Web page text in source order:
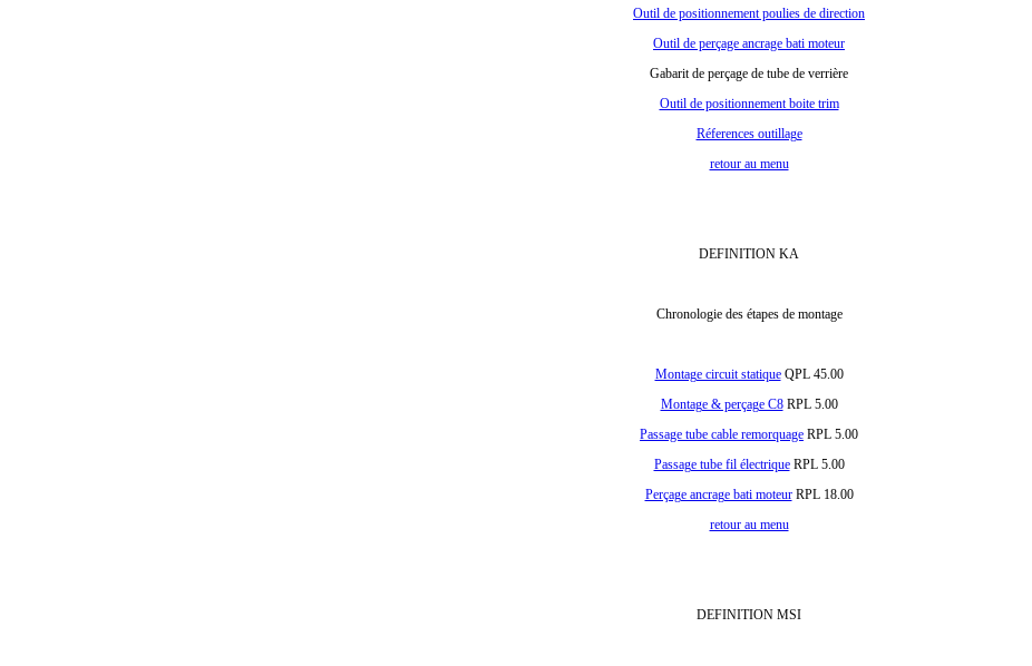
Outil de positionnement poulies de direction
Outil de perçage ancrage bati moteur
Gabarit de perçage de tube de verrière
Outil de positionnement boite trim
Réferences outillage
retour au menu
DEFINITION KA
Chronologie des étapes de montage
Montage circuit statiqueQPL 45.00
Montage & perçage C8RPL 5.00
Passage tube cable remorquage RPL 5.00
Passage tube fil électriqueRPL 5.00
Perçage ancrage bati moteurRPL 18.00
retour au menu
DEFINITION MSI